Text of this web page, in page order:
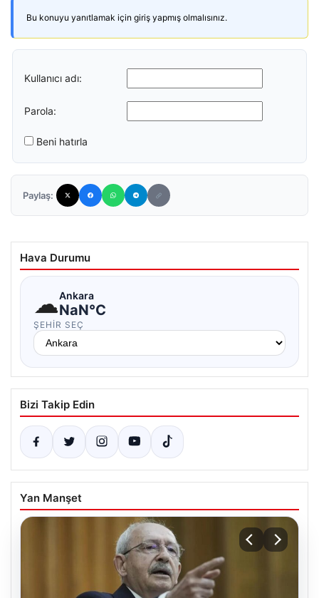
Bu konuyu yanıtlamak için giriş yapmış olmalısınız.
Kullanıcı adı:
Parola:
Beni hatırla
Paylaş:
Hava Durumu
☁Ankara
NaN°C
ŞEHIR SEÇ
Bizi Takip Edin
Yan Manşet